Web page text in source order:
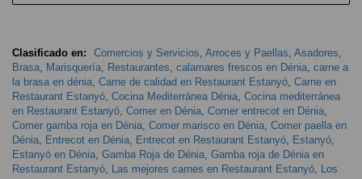
Clasificado en: Comercios y Servicios Arroces y Paellas Asadores
Brasa
Marisquería Restaurantes calamares frescos en Dénia carne a
la brasa en dénia Carne de calidad en Restaurant Estanyó Carne en
Restaurant Estanyó Cocina Mediterránea Dénia Cocina mediterránea
en Restaurant Estanyó Comer en Dénia Comer entrecot en Dénia
Comer gamba roja en Dénia Comer marisco en Dénia Comer paella en
Dénia
Entrecot en Dénia Entrecot en Restaurant Estanyó Estanyó
Estanyó en Dénia Gamba Roja de Dénia Gamba roja de Dénia en
Restaurant Estanyó
Las mejores carnes en Restaurant Estanyó
Los